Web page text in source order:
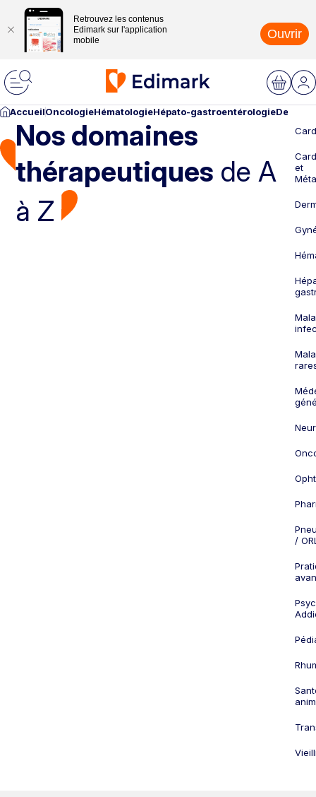
Retrouvez les contenus
Edimark sur l'application
mobile
Ouvrir
AccueilOncologieHématologieHépato-gastroentérologie
Nos domaines
thérapeutiques de A
à Z
et
/